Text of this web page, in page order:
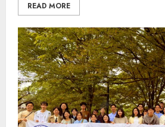
READ MORE